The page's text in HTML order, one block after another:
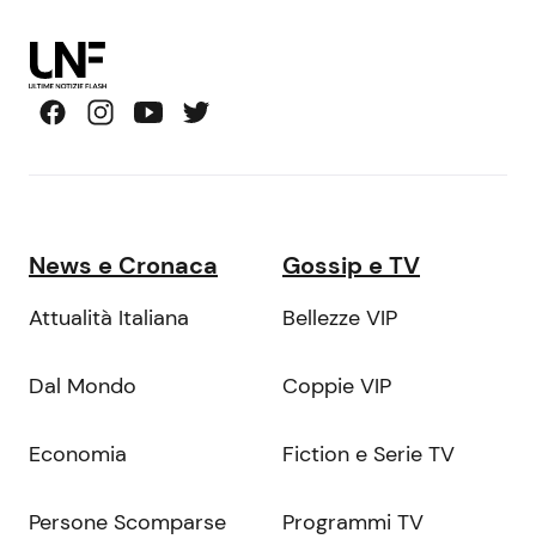
News e Cronaca
Attualità Italiana
Dal Mondo
Economia
Persone Scomparse
Gossip e TV
Bellezze VIP
Coppie VIP
Fiction e Serie TV
Programmi TV